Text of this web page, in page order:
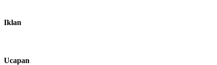
Iklan
Ucapan